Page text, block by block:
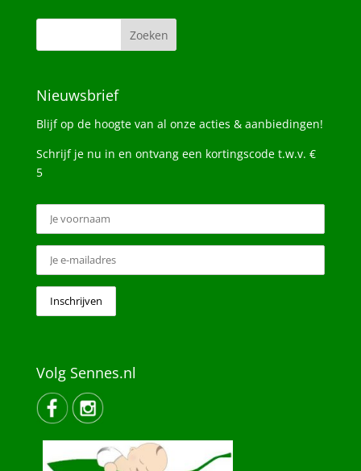
Nieuwsbrief
Blijf op de hoogte van al onze acties & aanbiedingen!
Schrijf je nu in en ontvang een kortingscode t.w.v. €
5
Volg Sennes.nl